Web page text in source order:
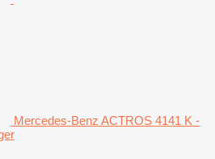
Mercedes-Benz ACTROS 4141 K -